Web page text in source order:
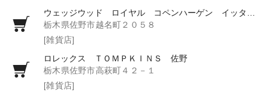
ウェッジウッド ロイヤル コペンハーゲン イッタラ 佐野店
栃木県佐野市越名町２０５８
[雑貨店]
ロレックス ＴＯＭＰＫＩＮＳ 佐野
栃木県佐野市高萩町４２－１
[雑貨店]